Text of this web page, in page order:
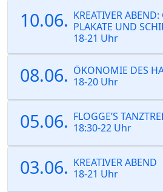
10.06. KREATIVER
PLAKATE UND
18-21 Uhr
08.06. ÖKONOMIE DES
18-20 Uhr
05.06. FLOGGE’S
18:30-22 Uhr
03.06. KREATIVER ABEND
18-21 Uhr